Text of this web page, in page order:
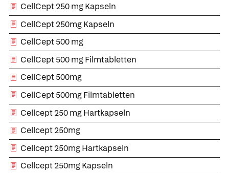
CellCept 250 mg Kapseln
CellCept 250mg Kapseln
CellCept 500 mg
CellCept 500 mg Filmtabletten
CellCept 500mg
CellCept 500mg Filmtabletten
Cellcept 250 mg Hartkapseln
Cellcept 250mg
Cellcept 250mg Hartkapseln
Cellcept 250mg Kapseln